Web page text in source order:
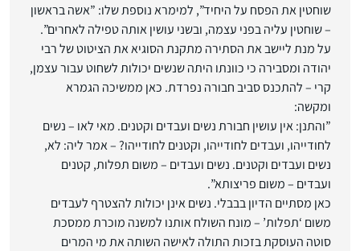
שוחטין את הפסח על היחיד”, למימרא נוספת שלו: ‏‏”אשה בראשון
– שוחטין עליה בפני עצמה, ובשני עושין אותה טפילה לאחרים”.
על מנת ליישב את הסתירה מתקנת ‏הסוגיא את הציטוט של רבי
יהודה ומסבירה כי כוונתו היתה שנשים יכולות לשחוט עבור עצמן,
קרי – להתכנס סביב ‏חבורה נפרדת. כאן ממשיכה הגמרא
ומקשה: ‏
‏”והתנן: אין עושין חבורת נשים ועבדים וקטנים. מאי לאו – נשים
לחודייהו, ועבדים לחודייהו, וקטנים לחודייהו? – אמר ‏ליה: לא,
נשים ועבדים וקטנים. נשים ועבדים – משום תפלות, קטנים
ועבדים – משום פריצותא”.‏
כאן מסתיים הדיון בבבלי. נשים אינן יכולות להצטרף לעבדים
משום ‘תפלות’ – מונח השולח אותנו למשנה מוכרת ‏ממסכת
סוטה העוסקת בזכות התולה לאישה השותה את מי המרים